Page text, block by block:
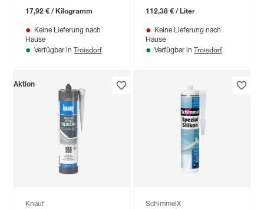
17,92 € / Kilogramm
Keine Lieferung nach
Hause
Verfügbar in Troisdorf
112,38 € / Liter
Keine Lieferung nach
Hause
Verfügbar in Troisdorf
Aktion
Knauf SchimmelX